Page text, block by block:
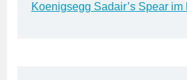
Koenigsegg Sadair’s Spear im